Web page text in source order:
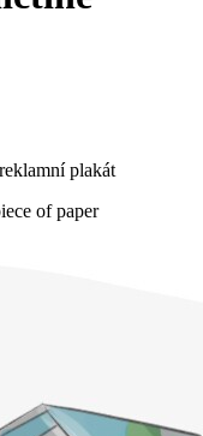
reklamní plakát
of paper